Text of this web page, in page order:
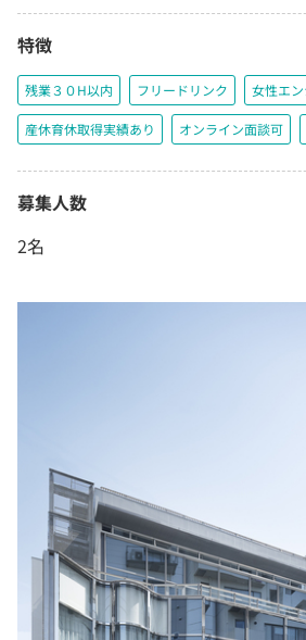
特徴
残業３０H以内 フリードリンク 女性エ
産休育休取得実績あり オンライン面談可
募集人数
2名